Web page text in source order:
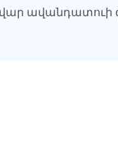
ավանդատուի